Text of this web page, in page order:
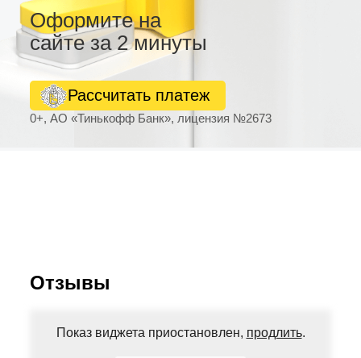
Оформите на
сайте за 2 минуты
0+, АО «Тинькофф Банк», лицензия №2673
Рассчитать платеж
Отзывы
Показ виджета приостановлен, продлить.